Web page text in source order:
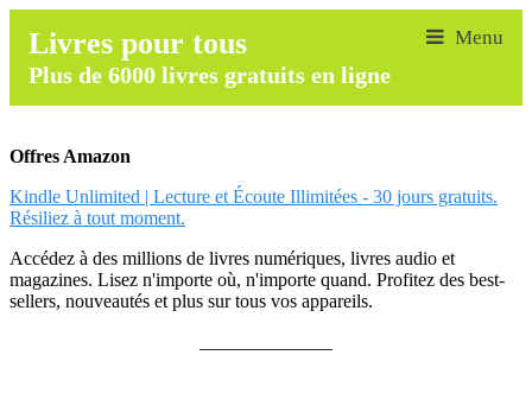
Livres pour tous
Plus de 6000 livres gratuits en ligne
Offres Amazon
Kindle Unlimited | Lecture et Écoute Illimitées - 30 jours gratuits.
Résiliez à tout moment.
Accédez à des millions de livres numériques, livres audio et
magazines. Lisez n'importe où, n'importe quand. Profitez des best-
sellers, nouveautés et plus sur tous vos appareils.